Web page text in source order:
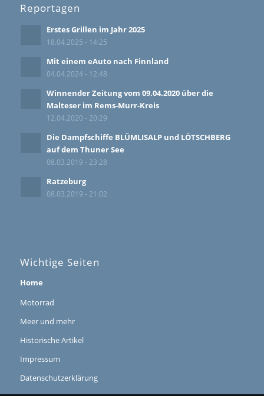
Reportagen
Erstes Grillen im Jahr 2025
18.04.2025 - 14:25
Mit einem eAuto nach Finnland
04.04.2024 - 12:48
Winnender Zeitung vom 09.04.2020 über die
Malteser im Rems-Murr-Kreis
12.04.2020 - 20:29
Die Dampfschiffe BLÜMLISALP und LÖTSCHBERG
auf dem Thuner See
08.03.2019 - 23:28
Ratzeburg
08.03.2019 - 21:02
Wichtige Seiten
Home
Motorrad
Meer und mehr
Historische Artikel
Impressum
Datenschutzerklärung